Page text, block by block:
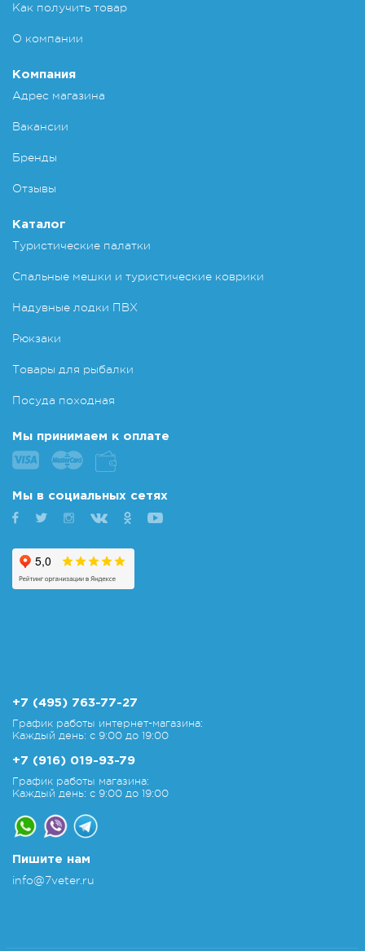
Как получить товар
О компании
Компания
Адрес магазина
Вакансии
Бренды
Отзывы
Каталог
Туристические палатки
Спальные мешки и туристические коврики
Надувные лодки ПВХ
Рюкзаки
Товары для рыбалки
Посуда походная
Мы принимаем к оплате
Мы в социальных сетях
+7 (495) 763-77-27
График работы интернет-магазина:
Каждый день: с 9:00 до 19:00
+7 (916) 019-93-79
График работы магазина:
Каждый день: с 9:00 до 19:00
Пишите нам
info@7veter.ru